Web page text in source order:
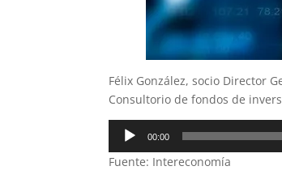
Félix González, socio Director
Consultorio de fondos de
Reproductor
audio
00:00
Fuente: Intereconomía